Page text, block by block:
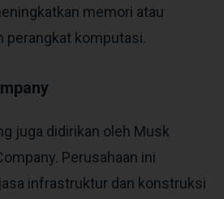
memori atau
perangkat komputasi.
juga didirikan oleh Musk
Perusahaan ini
infrastruktur dan konstruksi